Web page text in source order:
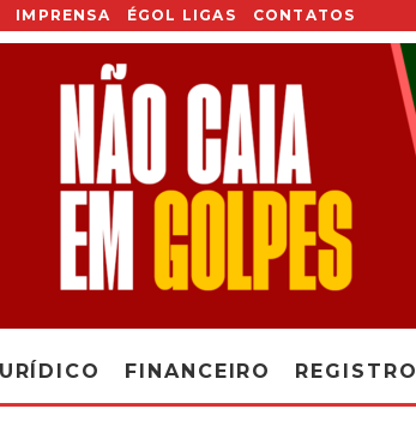
IMPRENSA ÉGOL LIGAS CONTATOS
FINANCEIRO REGISTRO